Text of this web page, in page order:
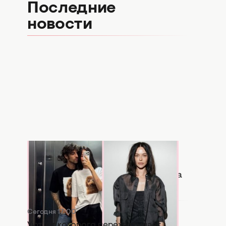
Последние
новости
1 час назад
Копия бывшей: в Сети активно
сравнивают новую девушку Дантеса
с Дорофеевой (ФОТО)
Сегодня 17:00